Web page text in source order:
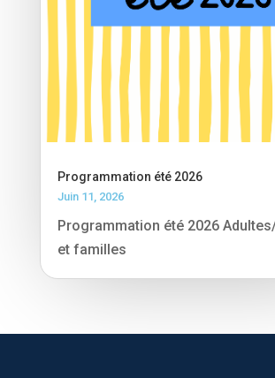
Programmation été 2026
Juin 11, 2026
Programmation été 2026
et familles